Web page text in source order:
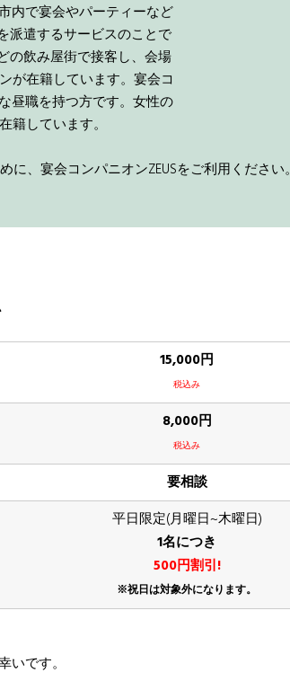
内で宴会やパーティーなど
派遣するサービスのことで
の飲み屋街で接客し、会場
が在籍しています。宴会コ
昼職を持つ方です。女性の
しています。
、宴会コンパニオンZEUSをご利用ください。
15,000円
税込み
8,000円
税込み
要相談
平日限定(月曜日~木曜日)
1名につき
500円割引!
※祝日は対象外になります。
です。